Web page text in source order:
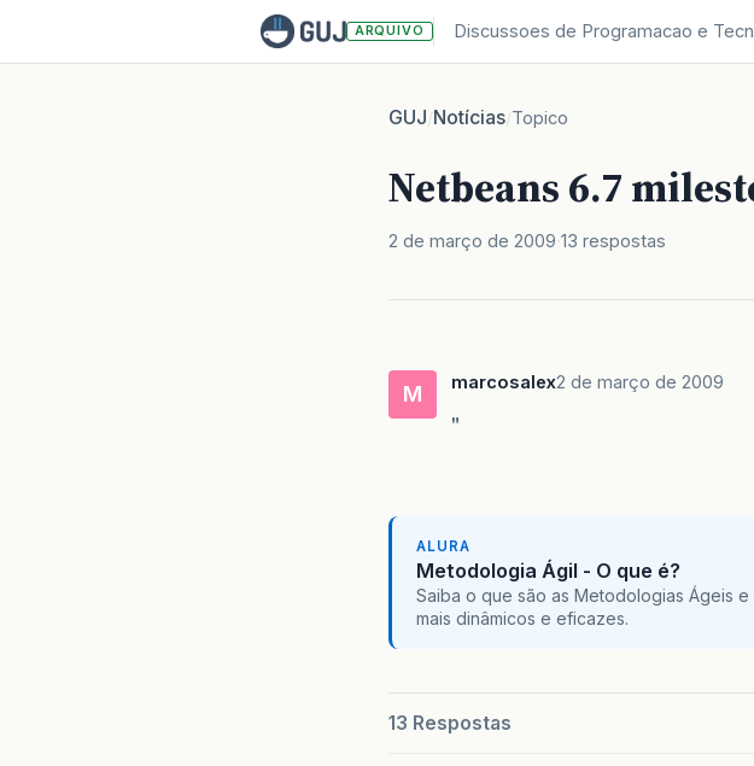
ARQUIVO Discussoes de Programacao e
GUJ/Notícias/Topico
Netbeans 6.7
2 de março de 2009 13 respostas
M marcosalex2 de março de 2009
"
ALURA
Metodologia Ágil - O que é?
Saiba o que são as Metodologias Ágeis
mais dinâmicos e eficazes.
13 Respostas